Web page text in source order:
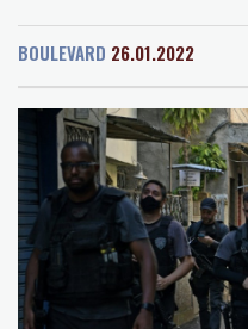
Barcelona
27 °C
Santo Domingo
27
Havana
23 °C
Quito
9 °C
Manaus
27 °C
São Paulo
21 °C
Nava de la Asunción
Bueno Aires
26 °C
Debilitado, Infantino
Los rebeldes hutíes de
sauditas
Debilitado, Infantino
Noosha Aubel: Klarar hon
Noosha Aubel: Czy poradzi
Noosha Aubel: Είναι σε
του Πότσδαμ;
Noosha Aubel: Zvládne
BOULEVARD 26.01.2022